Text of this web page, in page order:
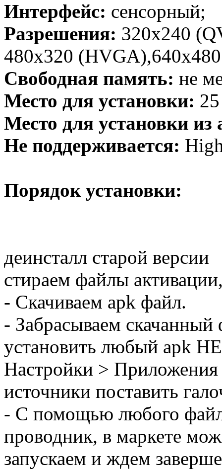
Интерфейс: сенсорный;
Разрешения: 320x240
480x320
Свободная память: не
Место для установки:
Место для установки
Не поддерживается:
Порядок установки:
деинсталл старой версии
стираем файлы
- Скачиваем apk файл.
- Забрасываем
установить любый apk
Настройки > Приложения
источники поставить
- С помощью любого
проводник, в маркете
запускаем и ждем